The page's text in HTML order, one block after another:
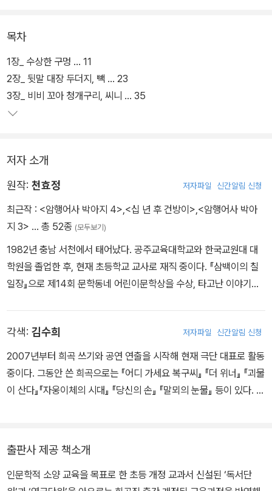
른 독서의 즐거움을 안겨 줄 것이다. 원작을 희곡으로 각색하는 교과
과정과도 연계해 적극적으로 활용할 수 있다.
목차
1장_ 수상한 구멍 … 11
2장_ 뒷말 대장 두더지, 빽 … 23
3장_ 비비 꼬아 청개구리, 씨니 … 35
저자 소개
원작: 천효정 저자파일 신간알림 신청
최근작 : <암행어사 박아지 4>,<십 년 후 건방이>,<암행어사 박아
지 3> … 총 52종 (모두보기)
1982년 충남 서천에서 태어났다. 공주교육대학교와 한국교원대 대
학원을 졸업한 후, 현재 초등학교 교사로 재직 중이다. 『삼백이의 칠
일장』으로 제14회 문학동네 어린이문학상을 수상, 타고난 이야기꾼
작으로 선정되면서 큰 주목을 받았다. 이후 「건방이의 건방진 수련기」
시즌1(전 5권)에 이어 시즌2(전 5권)「건방이의 초강력 수련기」가 출
간되었다. 그동안 「암행어사 박아지」 시리즈, 『대박 쉽게 숙제하는
법』, 『아기 너구리 키우는 법』 등을 썼다.
각색: 김수희 저자파일 신간알림 신청
2007년부터 희곡 쓰기와 공연 연출을 시작해 현재 극단 대표로 활동
중이다. 그동안 쓴 희곡으로는 『어디 가세요 복구씨』 『더 위너』 『괴물
이 산다』『자웅이체의 시대』 『당신의 손』 『말뫼의 눈물』 등이 있다. 연
로 각색했다.
출판사 제공 책소개
인문학적 소양 교육을 목표로 한 초등 개정 교과서 신설된 ‘독서단